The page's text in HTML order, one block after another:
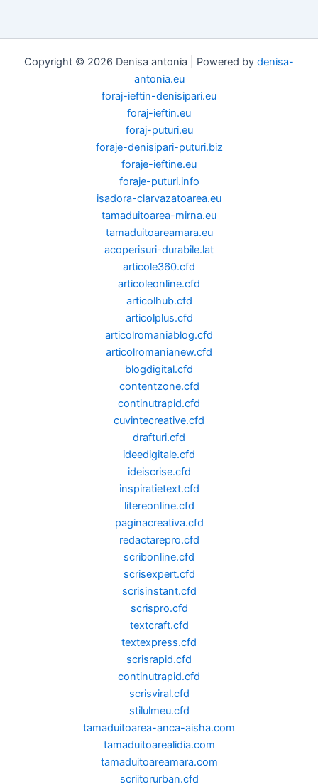
Copyright © 2026 Denisa antonia | Powered by denisa-
antonia.eu
foraj-ieftin-denisipari.eu
foraj-ieftin.eu
foraj-puturi.eu
foraje-denisipari-puturi.biz
foraje-ieftine.eu
foraje-puturi.info
isadora-clarvazatoarea.eu
tamaduitoarea-mirna.eu
tamaduitoareamara.eu
acoperisuri-durabile.lat
articole360.cfd
articoleonline.cfd
articolhub.cfd
articolplus.cfd
articolromaniablog.cfd
articolromanianew.cfd
blogdigital.cfd
contentzone.cfd
continutrapid.cfd
cuvintecreative.cfd
drafturi.cfd
ideedigitale.cfd
ideiscrise.cfd
inspiratietext.cfd
litereonline.cfd
paginacreativa.cfd
redactarepro.cfd
scribonline.cfd
scrisexpert.cfd
scrisinstant.cfd
scrispro.cfd
textcraft.cfd
textexpress.cfd
scrisrapid.cfd
continutrapid.cfd
scrisviral.cfd
stilulmeu.cfd
tamaduitoarea-anca-aisha.com
tamaduitoarealidia.com
tamaduitoareamara.com
scriitorurban.cfd